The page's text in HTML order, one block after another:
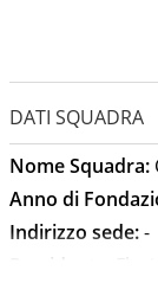
DATI SQUADRA
Nome Squadra:
Anno di
Indirizzo sede:-
Presidente: